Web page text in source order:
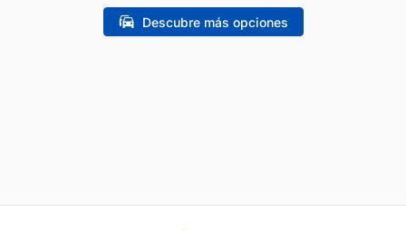
Descubre más opciones